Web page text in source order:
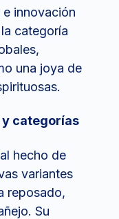
innovación
categoría
una joya de
categorías
hecho de
variantes
reposado,
Su